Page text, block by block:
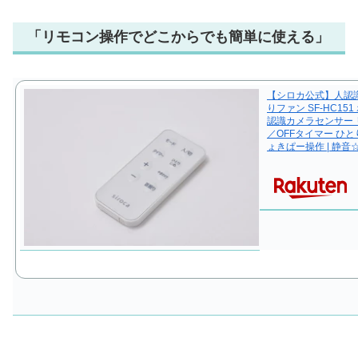
「リモコン操作でどこからでも簡単に使える」
【シロカ公式】人
りファン SF-HC151
認識カメラセンサー
／OFFタイマー ひ
ょきぱー操作 | 静音